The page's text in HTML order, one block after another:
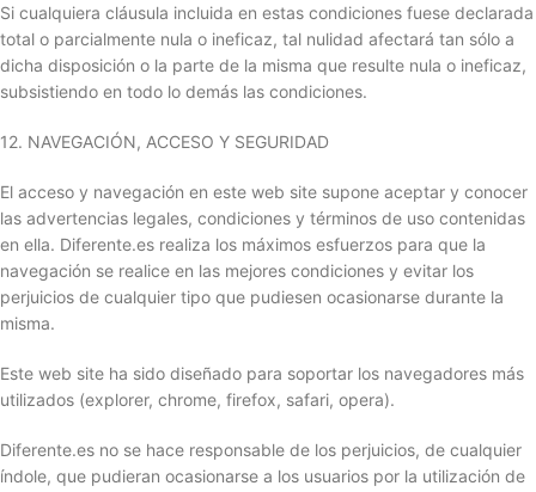
Si cualquiera cláusula incluida en estas condiciones fuese declarada
total o parcialmente nula o ineficaz, tal nulidad afectará tan sólo a
dicha disposición o la parte de la misma que resulte nula o ineficaz,
subsistiendo en todo lo demás las condiciones.
12. NAVEGACIÓN, ACCESO Y SEGURIDAD
El acceso y navegación en este web site supone aceptar y conocer
las advertencias legales, condiciones y términos de uso contenidas
en ella. Diferente.es realiza los máximos esfuerzos para que la
navegación se realice en las mejores condiciones y evitar los
perjuicios de cualquier tipo que pudiesen ocasionarse durante la
misma.
Este web site ha sido diseñado para soportar los navegadores más
utilizados (explorer, chrome, firefox, safari, opera).
Diferente.es no se hace responsable de los perjuicios, de cualquier
índole, que pudieran ocasionarse a los usuarios por la utilización de